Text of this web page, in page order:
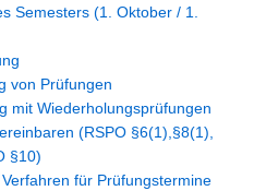
Semesters (1. Oktober / 1.
von Prüfungen
mit Wiederholungsprüfungen
(RSPO §6(1),§8(1),
§10)
für Prüfungstermine